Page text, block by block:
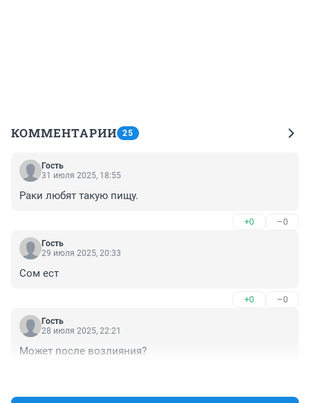
КОММЕНТАРИИ 25
Гость
31 июля 2025, 18:55
Раки любят такую пищу.
+0 –0
Гость
29 июля 2025, 20:33
Сом ест
+0 –0
Гость
28 июля 2025, 22:21
Может после возлияния?